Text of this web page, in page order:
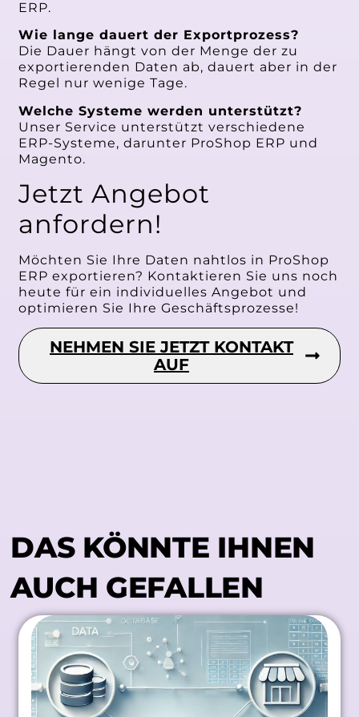
ERP.
Wie lange dauert der Exportprozess?
Die Dauer hängt von der Menge der zu
exportierenden Daten ab, dauert aber in der
Regel nur wenige Tage.
Welche Systeme werden unterstützt?
Unser Service unterstützt verschiedene
ERP-Systeme, darunter ProShop ERP und
Magento.
Jetzt Angebot
anfordern!
Möchten Sie Ihre Daten nahtlos in ProShop
ERP exportieren? Kontaktieren Sie uns noch
heute für ein individuelles Angebot und
optimieren Sie Ihre Geschäftsprozesse!
NEHMEN SIE JETZT KONTAKT
AUF
DAS KÖNNTE IHNEN
AUCH GEFALLEN